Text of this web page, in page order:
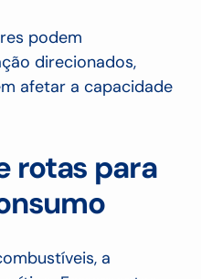
podem
direcionados,
afetar a capacidade
rotas para
a